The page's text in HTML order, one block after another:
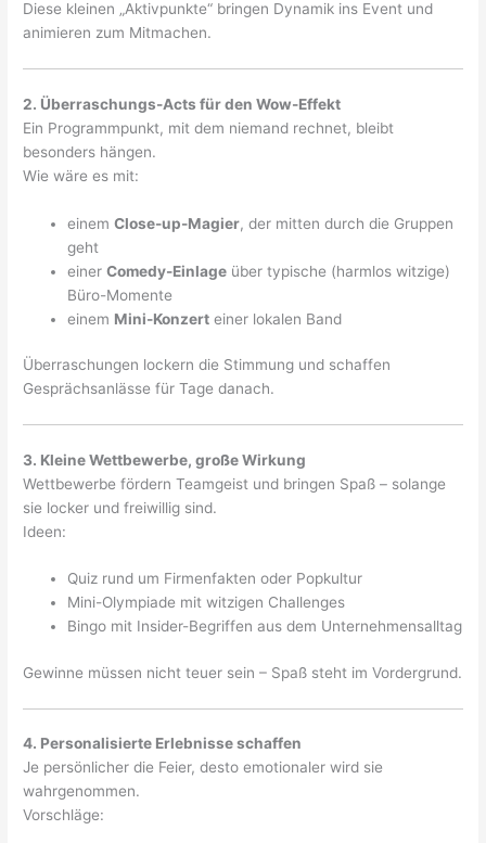
Diese kleinen „Aktivpunkte“ bringen Dynamik ins Event und
animieren zum Mitmachen.
2. Überraschungs-Acts für den Wow-Effekt
Ein Programmpunkt, mit dem niemand rechnet, bleibt
besonders hängen.
Wie wäre es mit:
einemClose-up-Magier, der mitten durch die Gruppen
geht
einerComedy-Einlage über typische (harmlos witzige)
Büro-Momente
einem Mini-Konzert einer lokalen Band
Überraschungen lockern die Stimmung und schaffen
Gesprächsanlässe für Tage danach.
3. Kleine Wettbewerbe, große Wirkung
Wettbewerbe fördern Teamgeist und bringen Spaß – solange
sie locker und freiwillig sind.
Ideen:
Quiz rund um Firmenfakten oder Popkultur
Mini-Olympiade mit witzigen Challenges
Bingo mit Insider-Begriffen aus dem Unternehmensalltag
Gewinne müssen nicht teuer sein – Spaß steht im Vordergrund.
4. Personalisierte Erlebnisse schaffen
Je persönlicher die Feier, desto emotionaler wird sie
wahrgenommen.
Vorschläge: